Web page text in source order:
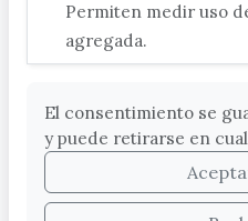
Permiten medir uso
agregada.
El consentimiento se
y puede retirarse en